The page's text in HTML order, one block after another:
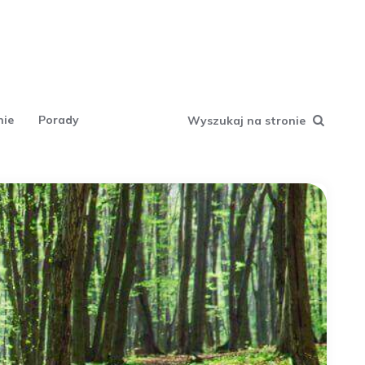
Porady Wyszukaj na stronie